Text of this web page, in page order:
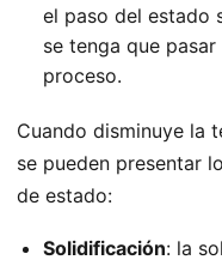
el paso del estado
se tenga que
proceso.
Cuando disminuye la
se pueden presentar
de estado:
Solidificación: la